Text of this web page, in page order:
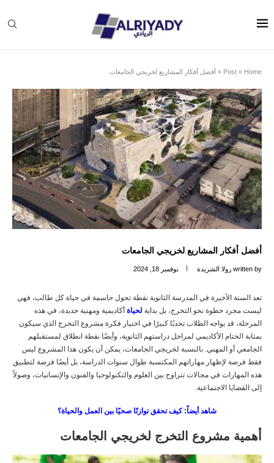
Home
»
Post
» أفضل أفكار المشاريع لخريجي الجامعات
أفضل أفكار المشاريع لخريجي الجامعات
written by رولا الشريدة نوفمبر 18, 2024
تعد السنة الأخيرة في المدرسة الثانوية نقطة تحول حاسمة في حياة كل طالب، فهي
ليست مجرد خطوة نحو التخرج، بل بداية لحياة أكاديمية ومهنية جديدة، في هذه
المرحلة، قد يواجه الطلاب تحديًا كبيرًا في اختيار فكرة مشروع التخرج الذي سيكون
بمثابة الختام الأكاديمي لمراحل دراستهم الثانوية، وأيضًا نقطة انطلاق لمستقبلهم
الجامعي أو المهني. بالنسبة لخريجي الجامعات، يمكن أن يكون هذا المشروع ليس
فقط فرصة لإظهار مهاراتهم المكتسبة طوال سنوات الدراسة، بل أيضًا فرصة لتطبيق
هذه المهارات في مجالات تتراوح بين العلوم والتكنولوجيا والفنون والإنسانيات، وصولاً
إلى القضايا الاجتماعية.
شاهد أيضاً: كيف تحقق توازنًا صحيًا بين العمل والحياة؟
أهمية مشروع التخرج لخريجي الجامعات